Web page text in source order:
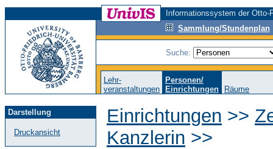
Informationssystem der
Sammlung/Stundenplan
Suche:
Lehr-
veranstaltungen
Personen/
Einrichtungen
Räume
Darstellung
Druckansicht
Einrichtungen >>
Kanzlerin >>